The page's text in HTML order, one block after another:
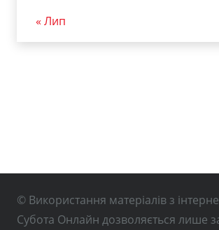
« Лип
© Використання матеріалів з
Субота Онлайн дозволяється лише